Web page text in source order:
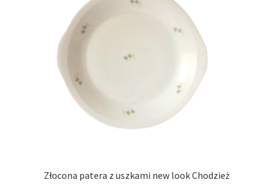
Złocona patera z uszkami new look Chodzież